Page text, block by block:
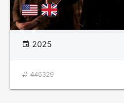
2025
446329